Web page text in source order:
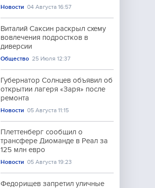
Новости 04 Августа 16:57
Виталий Саксин раскрыл схему
вовлечения подростков в
диверсии
Общество 25 Июля 12:37
Губернатор Солнцев объявил об
открытии лагеря «Заря» после
ремонта
Новости 05 Августа 11:15
Плеттенберг сообщил о
трансфере Диоманде в Реал за
125 млн евро
Новости 05 Августа 19:23
Федорищев запретил уличные